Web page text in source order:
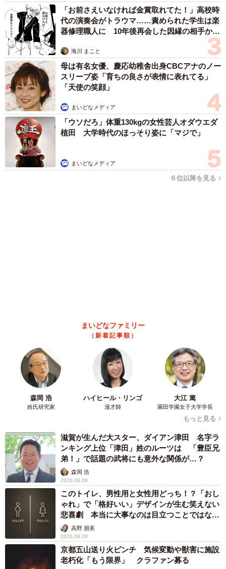
5/11
映画「レオン」のマチルダ。寂しそうな表情が作品そのまま（ななてん
さん提供）
――なぜこれほど「人間」に見えるのでしょうか。
ななてん：海外の方からも「とにかくリアルに仕上げた
い」というリクエストをよく受けます。11の層を積み重ね
て皮膚の深みを作っているのですが、特に時間をかけるの
無塗装の状態の手（ななてんさん提供）
器修理職人に 10年後再会した因縁の相手から
思わぬ申し出【漫画】
海川 まこと
母は有名女優、慶応幼稚舎出身CBCアナのノー
スリーブ姿「育ちの良さが表情に表れてる」
「天使の笑顔」
まいどなメディア
「ウソだろ」体重130kgの女性芸人オダウエダ
植田 大学時代のほっそり姿に「マジで」
まいどなメディア
６位以降を見る
森岡 浩
姓氏研究家
ハイヒール・リンゴ
漫才師
大江 篤
園田学園女子大学学長
もっと見る
滋賀が生んだ大スター、ダイアン津田 名字ラ
ンキング上位「津田」姓のルーツは 「豊臣兄
弟！」で話題の武将にも意外な関係が…？
森岡 浩
2026.08.09
このトイレ、男性用と女性用どっち！？「おし
ゃれ」で「格好いい」デザインが生む笑えない
悲喜劇 本当に大事なのは目立つことではな
く…高野 朋美
2026.08.09
京都五山送り火ピンチ 気候変動や獣害に施設
老朽化「もう限界」 クラファン募る
浅井 佳穂